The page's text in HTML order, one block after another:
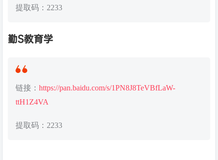
提取码：2233
勤S教育学
链接： https://pan.baidu.com/s/1PN8J8TeVBfLaW-
ttH1Z4VA
提取码：2233